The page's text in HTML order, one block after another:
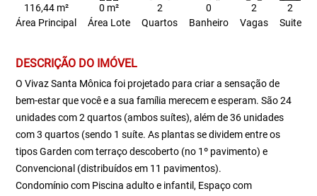
116,44 m²
Área Principal
0 m²
Área Lote
2
Quartos
0
Banheiro
2
Vagas
2
Suite
DESCRIÇÃO DO IMÓVEL
O Vivaz Santa Mônica foi projetado para criar a sensação de
bem-estar que você e a sua família merecem e esperam. São 24
unidades com 2 quartos (ambos suítes), além de 36 unidades
com 3 quartos (sendo 1 suíte. As plantas se dividem entre os
tipos Garden com terraço descoberto (no 1º pavimento) e
Convencional (distribuídos em 11 pavimentos).
Condomínio com Piscina adulto e infantil, Espaço com